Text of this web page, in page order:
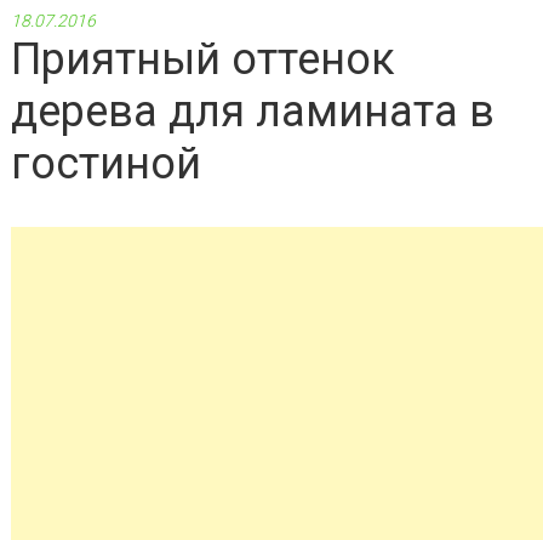
18.07.2016
Приятный оттенок
дерева для ламината в
гостиной